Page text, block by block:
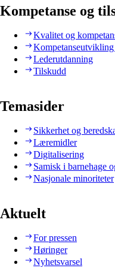
Kompetanse og
Kvalitet og
Lederutdanning
Tilskudd
Temasider
Sikkerhet og
Læremidler
Digitalisering
Samisk i barnehage
Nasjonale minoriteter
Aktuelt
For pressen
Høringer
Nyhetsvarsel